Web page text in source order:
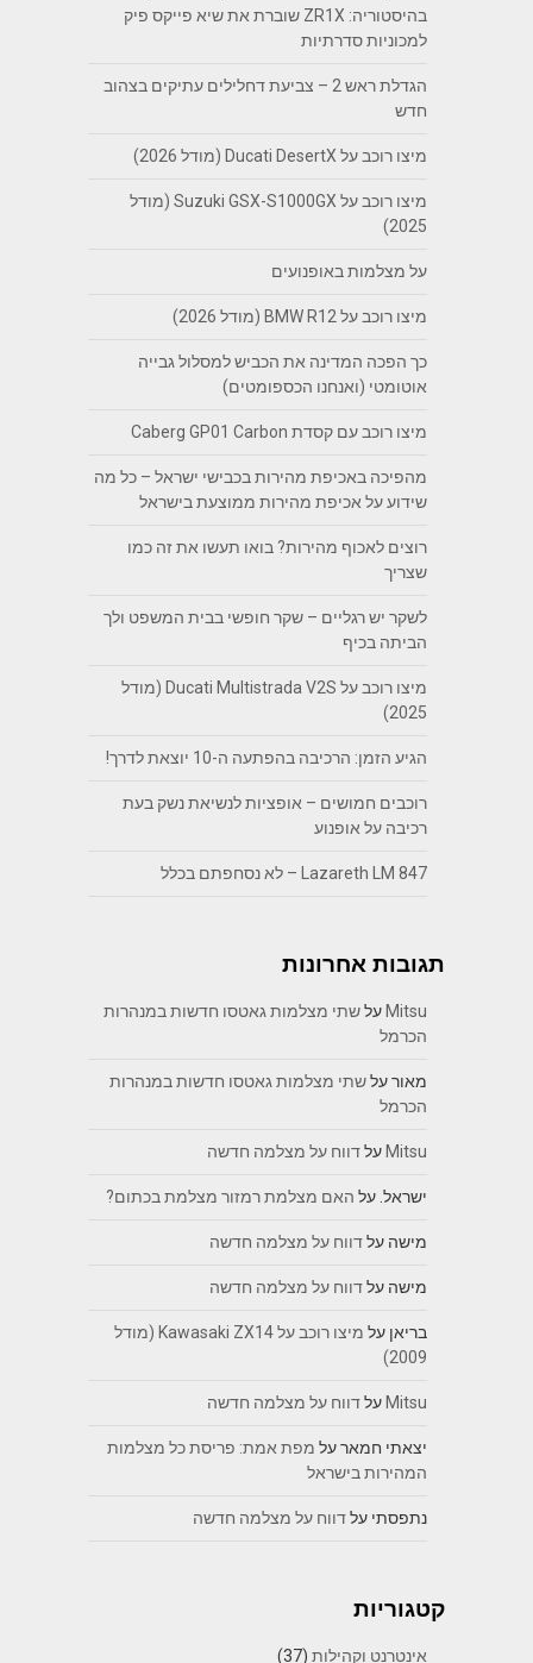
בהיסטוריה: ZR1X שוברת את שיא פייקס פיק
למכוניות סדרתיות
הגדלת ראש 2 – צביעת דחלילים עתיקים בצהוב
חדש
מיצו רוכב על Ducati DesertX (מודל 2026)
מיצו רוכב על Suzuki GSX-S1000GX (מודל
2025)
על מצלמות באופנועים
מיצו רוכב על BMW R12 (מודל 2026)
כך הפכה המדינה את הכביש למסלול גבייה
אוטומטי (ואנחנו הכספומטים)
מיצו רוכב עם קסדת Caberg GP01 Carbon
מהפיכה באכיפת מהירות בכבישי ישראל – כל מה
שידוע על אכיפת מהירות ממוצעת בישראל
רוצים לאכוף מהירות? בואו תעשו את זה כמו
שצריך
לשקר יש רגליים – שקר חופשי בבית המשפט ולך
הביתה בכיף
מיצו רוכב על Ducati Multistrada V2S (מודל
2025)
הגיע הזמן: הרכיבה בהפתעה ה-10 יוצאת לדרך!
רוכבים חמושים – אופציות לנשיאת נשק בעת
רכיבה על אופנוע
Lazareth LM 847 – לא נסחפתם בכלל
תגובות אחרונות
Mitsu עלשתי מצלמות גאטסו חדשות במנהרות
הכרמל
מאורעלשתי מצלמות גאטסו חדשות במנהרות
הכרמל
Mitsu עלדווח על מצלמה חדשה
ישראל. על האם מצלמת רמזור מצלמת בכתום?
מישה עלדווח על מצלמה חדשה
מישה עלדווח על מצלמה חדשה
בריאן על
מיצו רוכב על Kawasaki ZX14 (מודל
2009)
Mitsu עלדווח על מצלמה חדשה
יצאתי חמארעל מפת אמת: פריסת כל מצלמות
המהירות בישראל
נתפסתי עלדווח על מצלמה חדשה
קטגוריות
אינטרנט וקהילות(37)